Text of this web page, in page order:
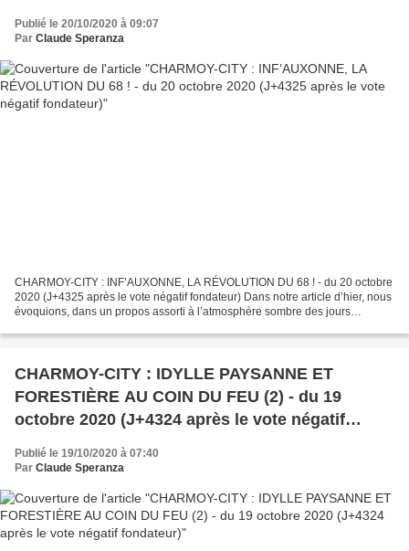
Publié le 20/10/2020 à 09:07
Par Claude Speranza
CHARMOY-CITY : INF’AUXONNE, LA RÉVOLUTION DU 68 ! - du 20 octobre
2020 (J+4325 après le vote négatif fondateur) Dans notre article d’hier, nous
évoquions, dans un propos assorti à l’atmosphère sombre des jours
CHARMOY-CITY : IDYLLE PAYSANNE ET
FORESTIÈRE AU COIN DU FEU (2) - du 19
octobre 2020 (J+4324 après le vote négatif
fondateur)
Publié le 19/10/2020 à 07:40
Par Claude Speranza